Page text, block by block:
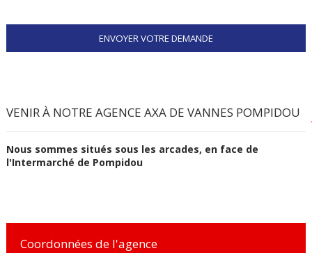
VENIR À NOTRE AGENCE AXA DE VANNES POMPIDOU
Nous sommes situés sous les arcades, en face de
l'Intermarché de Pompidou
Coordonnées de l'agence